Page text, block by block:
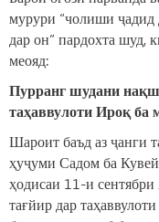
мурури “чолиши
дар он” пардохта шуд,
меояд:
Пурранг шудани
таҳаввулоти Ироқ ба
Шароит баъд аз ҷанги
ҳуҷуми Садом ба
ҳодисаи 11-и
тағйир дар